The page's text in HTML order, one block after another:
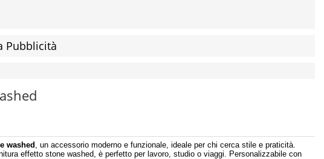
Pubblicità
washed, un accessorio moderno e funzionale, ideale per chi cerca stile e praticità.
effetto stone washed, è perfetto per lavoro, studio o viaggi. Personalizzabile con